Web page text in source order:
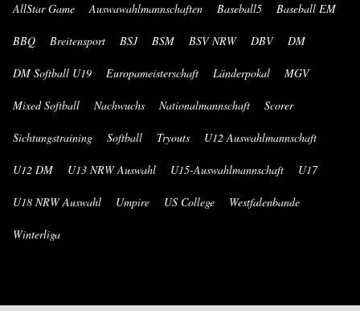
AllStar Game Auswawahlmannschaften Baseball5 Baseball EM
BBQ Breitensport BSJ BSM BSV NRW DBV DM
DM Softball U19 Europameisterschaft Länderpokal MGV
Mixed Softball Nachwuchs Nationalmannschaft Scorer
Sichtungstraining Softball Tryouts U12 Auswahlmannschaft
U12 DM U13 NRW Auswahl U15-Auswahlmannschaft U17
U18 NRW Auswahl Umpire US College Westfalenbande
Winterliga